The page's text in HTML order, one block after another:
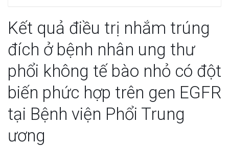
Kết quả điều trị nhắm trúng
đích ở bệnh nhân ung thư
phổi không tế bào nhỏ có đột
biến phức hợp trên gen EGFR
tại Bệnh viện Phổi Trung
ương